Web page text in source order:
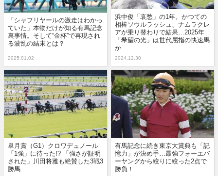
「シャフリヤールの激走はわかっ
ていた」本物だけが知る有馬記念
裏事情。そして“金杯”で再現され
る波乱の結末とは？
2025.01.02
浜中俊「哀愁」の1年。かつての
相棒ソウルラッシュ、ナムラクレ
アが乗り替わりで結果…2025年
「希望の光」は世代屈指の快速馬
か
2024.12.30
皐月賞（G1）クロワデュノール
「1強」に待った!? 「強さが証明
された」川田将雅も絶賛した3戦3
勝馬
有馬記念に続き東京大賞典も「記
憶力」が決め手…最強フォーエバ
ーヤングから絞りに絞った2点で
勝負！